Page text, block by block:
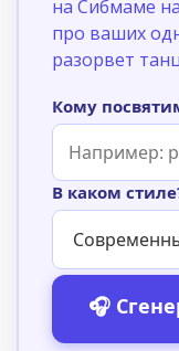
на Сибмаме
про ваших
разорвет
Кому
В каком
🎧